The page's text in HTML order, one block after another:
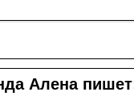
Алена